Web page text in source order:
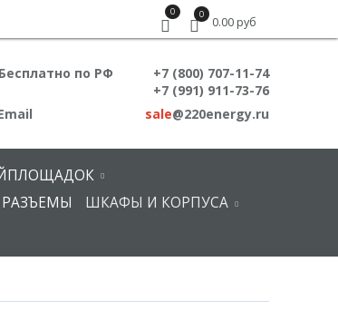
0 0
0.00 руб
по РФ
+7 (800) 707-11-74
+7 (991) 911-73-76
sale@220energy.ru
ШКАФЫ И КОРПУСА